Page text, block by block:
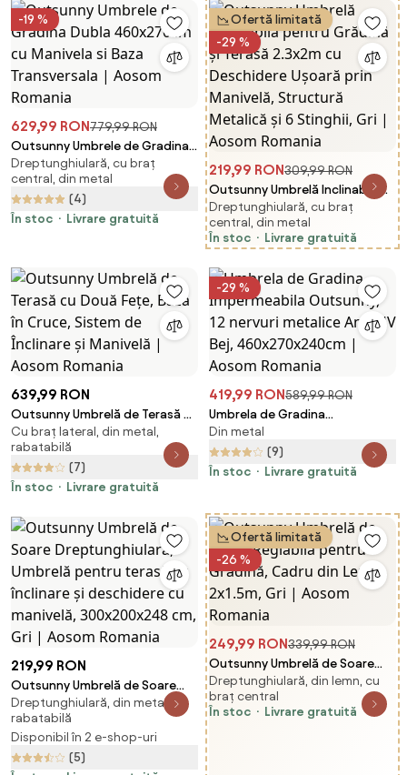
-19 %
629,99 RON779,99 RON
Outsunny Umbrele de Gradina
Dubla 460x270cm cu Manivela
si Baza Transversala | Aosom
Romania
Dreptunghiulară, cu braț
central, din metal
(4)
În stoc
Livrare gratuită
Ofertă limitată
-29 %
219,99 RON309,99 RON
Outsunny Umbrelă Inclinabilă
pentru Grădină și Terasă
2.3x2m cu Deschidere Ușoară
prin Manivelă, Structură
Aosom Romania
Dreptunghiulară, cu braț
central, din metal
În stoc
Livrare gratuită
639,99 RON
Outsunny Umbrelă de Terasă cu
Două Fețe, Bază în Cruce,
Sistem de Înclinare și Manivelă |
Aosom Romania
Cu braț lateral, din metal,
rabatabilă
(7)
În stoc
Livrare gratuită
-29 %
419,99 RON589,99 RON
Umbrela de Gradina
Impermeabila Outsunny, 12
nervuri metalice Anti-UV Bej,
460x270x240cm | Aosom
Din metal
(9)
În stoc
Livrare gratuită
219,99 RON
Outsunny Umbrelă de Soare
Dreptunghiulară, Umbrelă
pentru terasă cu înclinare și
deschidere cu manivelă,
300x200x248 cm, Gri | Aosom
Dreptunghiulară, din metal,
rabatabilă
Disponibil în 2 e-shop-uri
(5)
Ofertă limitată
-26 %
249,99 RON339,99 RON
Outsunny Umbrelă de Soare
Reglabilă pentru Grădină,
Cadru din Lemn, 2x1.5m, Gri |
Aosom Romania
Dreptunghiulară, din lemn, cu
braț central
În stoc
Livrare gratuită